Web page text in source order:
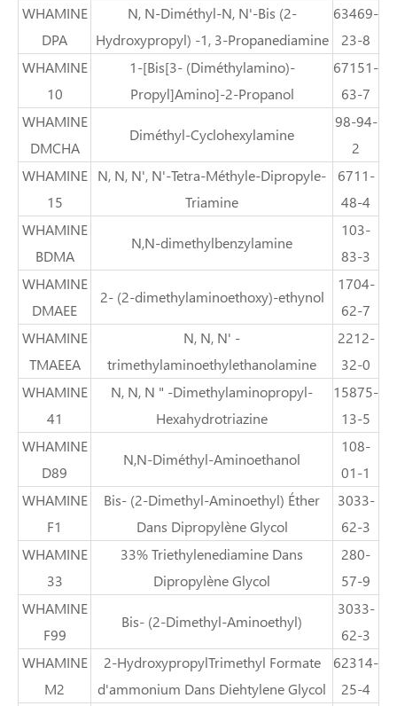
WHAMINE
DPA
N, N-Diméthyl-N, N'-Bis (2-
Hydroxypropyl) -1, 3-Propanediamine
63469-
23-8
WHAMINE
10
1-[Bis[3- (Diméthylamino)-
Propyl]Amino]-2-Propanol
67151-
63-7
WHAMINE
DMCHA
Diméthyl-Cyclohexylamine
98-94-
2
WHAMINE
15
N, N, N', N'-Tetra-Méthyle-Dipropyle-
Triamine
6711-
48-4
WHAMINE
BDMA
N,N-dimethylbenzylamine
103-
83-3
WHAMINE
DMAEE
2- (2-dimethylaminoethoxy)-ethynol
1704-
62-7
WHAMINE
TMAEEA
N, N, N' -
trimethylaminoethylethanolamine
2212-
32-0
WHAMINE
41
N, N, N " -Dimethylaminopropyl-
Hexahydrotriazine
15875-
13-5
WHAMINE
D89
N,N-Diméthyl-Aminoethanol
108-
01-1
WHAMINE
F1
Bis- (2-Dimethyl-Aminoethyl) Éther
Dans Dipropylène Glycol
3033-
62-3
WHAMINE
33
33% Triethylenediamine Dans
Dipropylène Glycol
280-
57-9
WHAMINE
F99
Bis- (2-Dimethyl-Aminoethyl)
3033-
62-3
WHAMINE
M2
2-HydroxypropylTrimethyl Formate
d'ammonium Dans Diehtylene Glycol
62314-
25-4